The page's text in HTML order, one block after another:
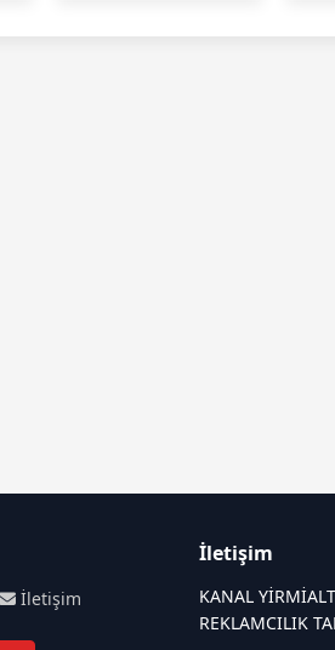
İletişim
İletişim
KANAL
REKLAMCILIK